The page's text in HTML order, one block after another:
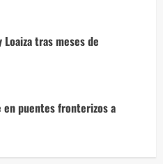
tras meses de
en puentes fronterizos a